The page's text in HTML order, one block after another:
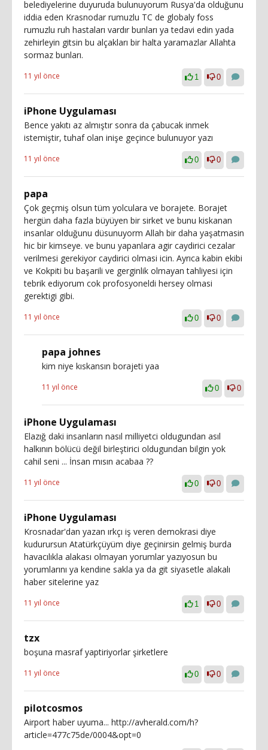
belediyelerine duyuruda bulunuyorum Rusya'da olduğunu
iddia eden Krasnodar rumuzlu TC de globaly foss
rumuzlu ruh hastaları vardır bunları ya tedavi edin yada
zehirleyin gitsin bu alçakları bir halta yaramazlar Allahta
sormaz bunları.
11 yıl önce 1 0
iPhone Uygulaması
Bence yakıtı az almıştır sonra da çabucak inmek
istemiştir, tuhaf olan inişe geçince bulunuyor yazı
11 yıl önce 0 0
papa
Çok geçmiş olsun tüm yolculara ve borajete. Borajet
hergün daha fazla büyüyen bir sirket ve bunu kiskanan
insanlar olduğunu düsunuyorm Allah bir daha yaşatmasin
hic bir kimseye. ve bunu yapanlara agir caydirici cezalar
verilmesi gerekiyor caydirici olmasi icin. Ayrıca kabin ekibi
ve Kokpiti bu başarili ve gerginlik olmayan tahliyesi için
tebrik ediyorum cok profosyoneldi hersey olmasi
gerektigi gibi.
11 yıl önce 0 0
papa johnes
kim niye kıskansın borajeti yaa
11 yıl önce 0 0
iPhone Uygulaması
Elazığ daki insanların nasıl milliyetci oldugundan asıl
halkının bölücü değil birleştirici oldugundan bilgin yok
cahil seni ... İnsan mısın acabaa ??
11 yıl önce 0 0
iPhone Uygulaması
Krosnadar'dan yazan ırkçı iş veren demokrasi diye
kudurursun Atatürkçüyüm diye geçinirsin gelmiş burda
havacılıkla alakası olmayan yorumlar yazıyosun bu
yorumlarını ya kendine sakla ya da git siyasetle alakalı
haber sitelerine yaz
11 yıl önce 1 0
tzx
boşuna masraf yaptiriyorlar şirketlere
11 yıl önce 0 0
pilotcosmos
Airport haber uyuma... http://avherald.com/h?
article=477c75de/0004&opt=0